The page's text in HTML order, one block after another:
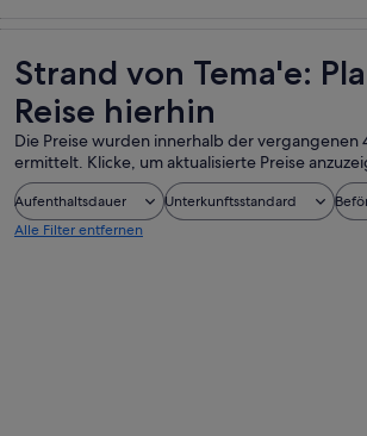
Strand von Tema'e:
Reise hierhin
Die Preise wurden innerhalb der vergangenen
ermittelt. Klicke, um aktualisierte Preise
Aufenthaltsdauer Unterkunftsstandard
Alle Filter entfernen